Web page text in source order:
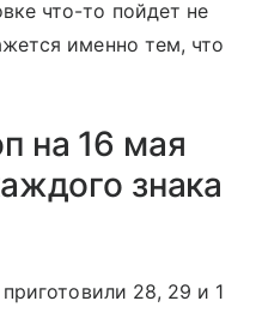
что-то пойдет не
именно тем, что
на 16 мая
знака
28, 29 и 1